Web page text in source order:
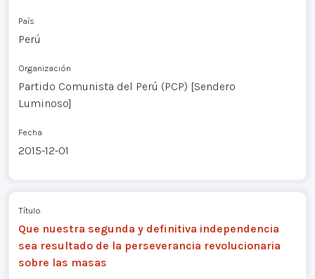
País
Perú
Organización
Partido Comunista del Perú (PCP) [Sendero
Luminoso]
Fecha
2015-12-01
Título
Que nuestra segunda y definitiva independencia
sea resultado de la perseverancia revolucionaria
sobre las masas